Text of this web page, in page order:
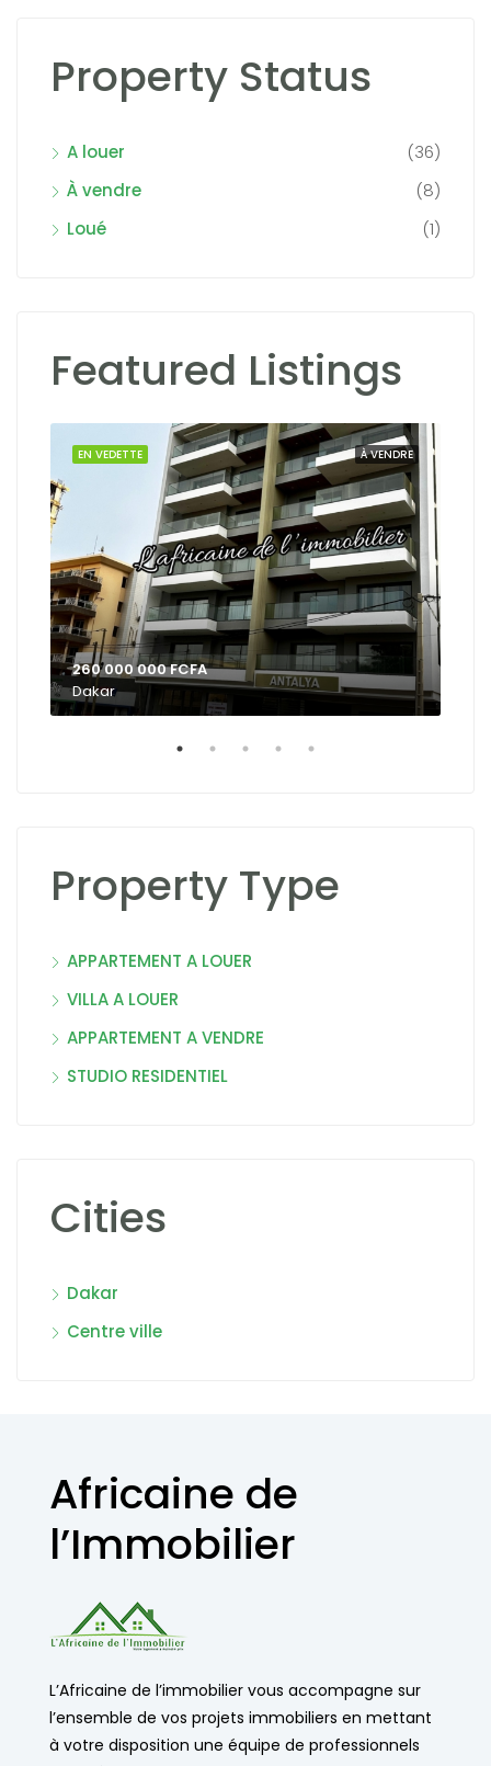
Property Status
A louer
(36)
À vendre
(8)
Loué
(1)
Featured Listings
À VENDRE
EN VEDETTE
260 000 000 FCFA
Dakar
Property Type
APPARTEMENT A LOUER
VILLA A LOUER
APPARTEMENT A VENDRE
STUDIO RESIDENTIEL
Cities
Dakar
Centre ville
Africaine de
l’Immobilier
L’Africaine de l’immobilier vous accompagne sur
l’ensemble de vos projets immobiliers en mettant
à votre disposition une équipe de professionnels